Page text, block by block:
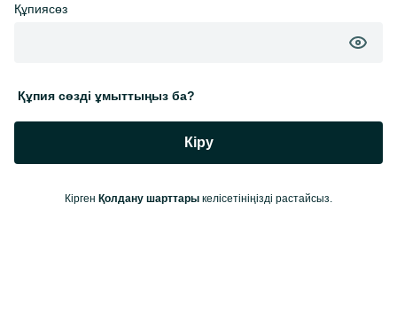
Құпиясөз
Құпия сөзді ұмыттыңыз ба?
Кіру
Кірген Қолдану шарттары келісетініңізді растайсыз.